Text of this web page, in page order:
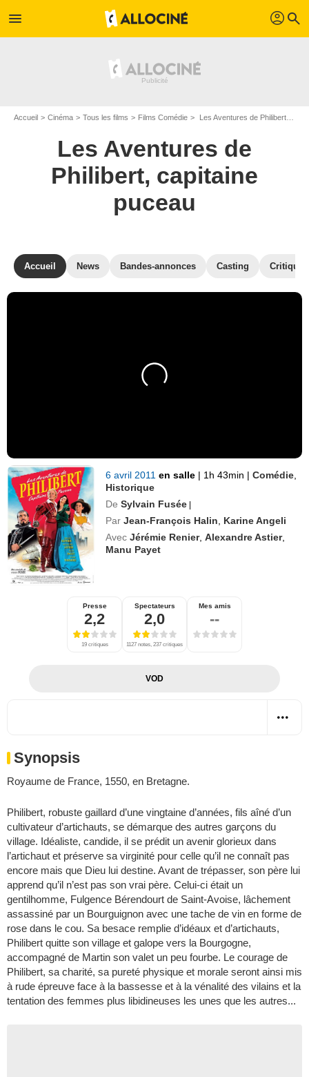
menu profil search
Accueil Cinéma Tous les films Films Comédie Les Aventures de Philibert, capitaine puceau de Sylvain Fusée
Les Aventures de
Philibert, capitaine
puceau
Accueil News Bandes-annonces Casting
6 avril 2011en salle | 1h 43min | Comédie
Historique
De Sylvain Fusée |
Par Jean-François Halin
Karine Angeli
Avec Jérémie Renier,Alexandre Astier,
Manu Payet
Presse
2,2
19 critiques
Spectateurs
2,0
1127 notes, 237 critiques
Mes amis
--
VOD
Synopsis
Royaume de France, 1550, en Bretagne.
Philibert, robuste gaillard d’une vingtaine d’années, fils aîné d’un
cultivateur d’artichauts, se démarque des autres garçons du
village. Idéaliste, candide, il se prédit un avenir glorieux dans
l’artichaut et préserve sa virginité pour celle qu’il ne connaît pas
encore mais que Dieu lui destine. Avant de trépasser, son père lui
apprend qu’il n’est pas son vrai père. Celui-ci était un
gentilhomme, Fulgence Bérendourt de Saint-Avoise, lâchement
assassiné par un Bourguignon avec une tache de vin en forme de
rose dans le cou. Sa besace remplie d’idéaux et d’artichauts,
Philibert quitte son village et galope vers la Bourgogne,
accompagné de Martin son valet un peu fourbe. Le courage de
Philibert, sa charité, sa pureté physique et morale seront ainsi mis
à rude épreuve face à la bassesse et à la vénalité des vilains et la
tentation des femmes plus libidineuses les unes que les autres...